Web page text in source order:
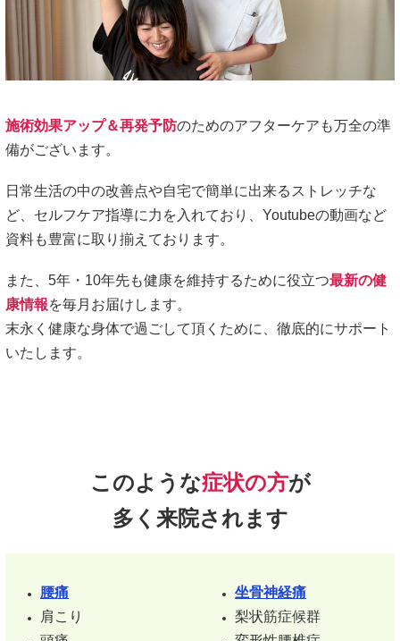
施術効果アップ＆再発予防のためのアフターケアも万全の準
備がございます。
日常生活の中の改善点や自宅で簡単に出来るストレッチな
ど、セルフケア指導に力を入れており、Youtubeの動画など
資料も豊富に取り揃えております。
また、5年・10年先も健康を維持するために役立つ最新の健
康情報を毎月お届けします。
末永く健康な身体で過ごして頂くために、徹底的にサポート
いたします。
このような症状の方が
多く来院されます
腰痛
肩こり
坐骨神経痛
梨状筋症候群